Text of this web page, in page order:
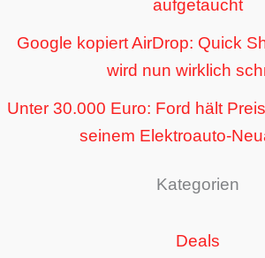
aufgetaucht
Google kopiert AirDrop: Quick
wird nun wirklich
Unter 30.000 Euro: Ford hält
seinem Elektroauto-
Kategorien
Deals